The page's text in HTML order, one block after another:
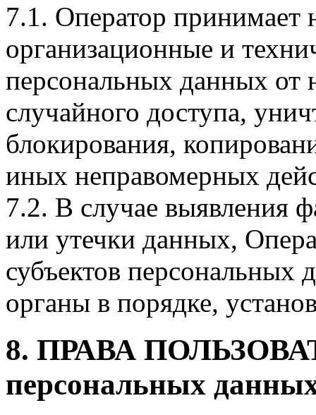
7.1. Оператор принимает
организационные и
персональных данных от
случайного доступа,
блокирования,
иных неправомерных
7.2. В случае выявления
или утечки данных,
субъектов
органы в порядке,
8. ПРАВА
персональных